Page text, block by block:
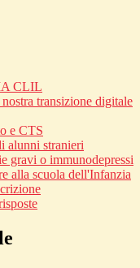
CLIL
transizione digitale
e CTS
alunni stranieri
gravi o immunodepressi
alla scuola dell'Infanzia